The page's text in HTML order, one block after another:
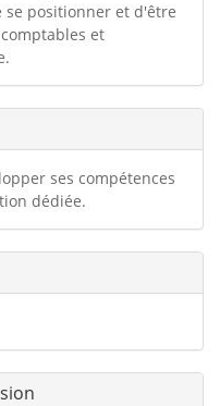
positionner et d'être
et
ses compétences
dédiée.